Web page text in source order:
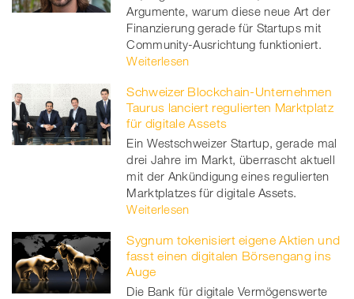
Argumente, warum diese neue Art der
Finanzierung gerade für Startups mit
Community-Ausrichtung funktioniert.
Weiterlesen
Schweizer Blockchain-Unternehmen
Taurus lanciert regulierten Marktplatz
für digitale Assets
Ein Westschweizer Startup, gerade mal
drei Jahre im Markt, überrascht aktuell
mit der Ankündigung eines regulierten
Marktplatzes für digitale Assets.
Weiterlesen
Sygnum tokenisiert eigene Aktien und
fasst einen digitalen Börsengang ins
Auge
Die Bank für digitale Vermögenswerte